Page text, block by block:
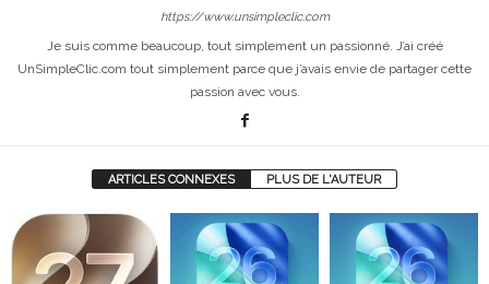
https://www.unsimpleclic.com
Je suis comme beaucoup, tout simplement un passionné. J’ai créé
UnSimpleClic.com tout simplement parce que j’avais envie de partager cette
passion avec vous.
ARTICLES CONNEXES PLUS DE L'AUTEUR